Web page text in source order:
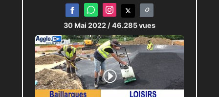
30 Mai 2022 / 46.285 vues